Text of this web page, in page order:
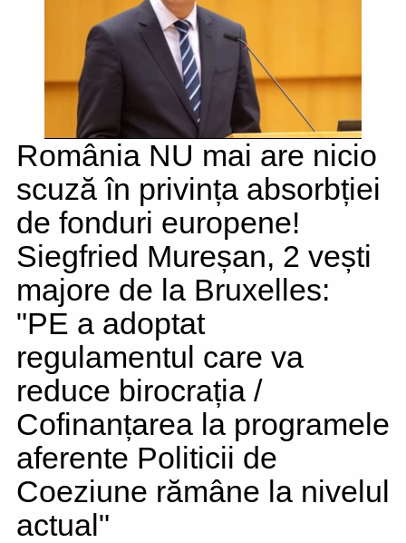
România NU mai are nicio
scuză în privința absorbției
de fonduri europene!
Siegfried Mureșan, 2 vești
majore de la Bruxelles:
"PE a adoptat
regulamentul care va
reduce birocrația /
Cofinanțarea la programele
aferente Politicii de
Coeziune rămâne la nivelul
actual"